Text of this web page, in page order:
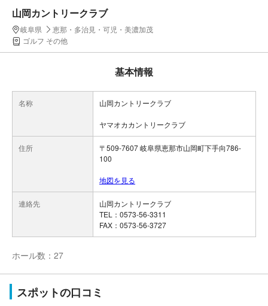
山岡カントリークラブ
岐阜県
恵那・多治見・可児・美濃加茂
ゴルフ その他
基本情報
名称 山岡カントリークラブ
ヤマオカカントリークラブ
住所
〒509-7607 岐阜県恵那市山岡町下手向786-
100
地図を見る
連絡先
山岡カントリークラブ
TEL：0573-56-3311
FAX：0573-56-3727
ホール数：27
スポットの口コミ